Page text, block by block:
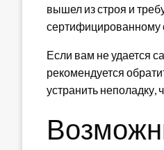
вышел из строя и
сертифицированному
Если вам не удается
рекомендуется
устранить